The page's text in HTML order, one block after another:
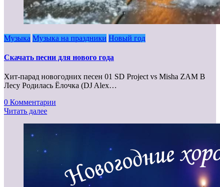
Музыка Музыка на праздники Новый год
Скачать песни для нового года
Хит-парад новогодних песен 01 SD Project vs Misha ZAM В
Лесу Родилась Ёлочка (DJ Alex…
0 Комментарии
Читать далее